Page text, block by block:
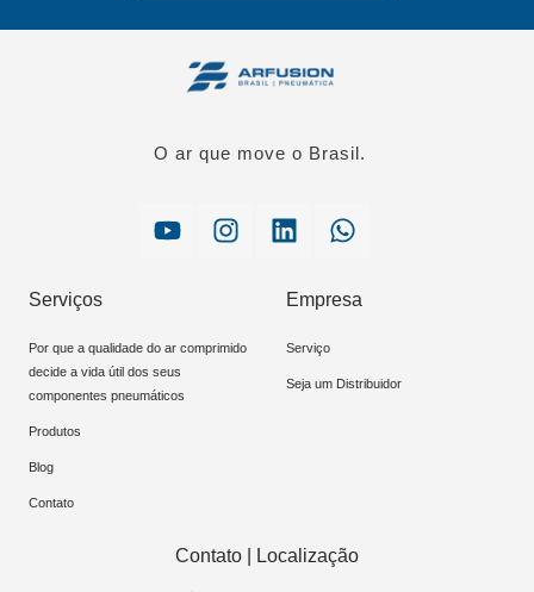
O ar que move o Brasil.
Serviços
Por que a qualidade do ar comprimido
decide a vida útil dos seus
componentes pneumáticos
Produtos
Blog
Contato
Empresa
Serviço
Seja um Distribuidor
Contato | Localização